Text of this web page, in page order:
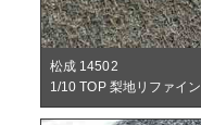
松成 14502
1/10 TOP 梨地リファイン